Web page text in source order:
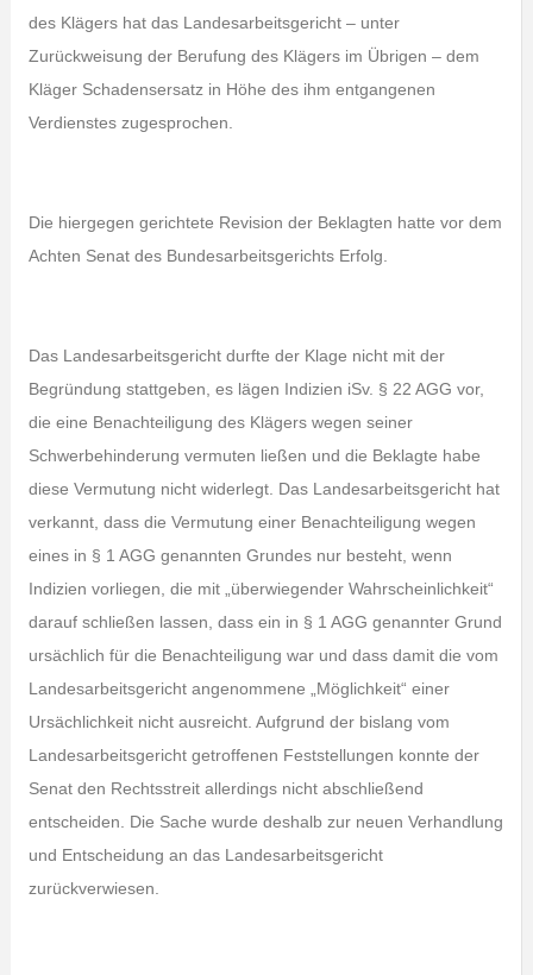
des Klägers hat das Landesarbeitsgericht – unter
Zurückweisung der Berufung des Klägers im Übrigen – dem
Kläger Schadensersatz in Höhe des ihm entgangenen
Verdienstes zugesprochen.
Die hiergegen gerichtete Revision der Beklagten hatte vor dem
Achten Senat des Bundesarbeitsgerichts Erfolg.
Das Landesarbeitsgericht durfte der Klage nicht mit der
Begründung stattgeben, es lägen Indizien iSv. § 22 AGG vor,
die eine Benachteiligung des Klägers wegen seiner
Schwerbehinderung vermuten ließen und die Beklagte habe
diese Vermutung nicht widerlegt. Das Landesarbeitsgericht hat
verkannt, dass die Vermutung einer Benachteiligung wegen
eines in § 1 AGG genannten Grundes nur besteht, wenn
Indizien vorliegen, die mit „überwiegender Wahrscheinlichkeit“
darauf schließen lassen, dass ein in § 1 AGG genannter Grund
ursächlich für die Benachteiligung war und dass damit die vom
Landesarbeitsgericht angenommene „Möglichkeit“ einer
Ursächlichkeit nicht ausreicht. Aufgrund der bislang vom
Landesarbeitsgericht getroffenen Feststellungen konnte der
Senat den Rechtsstreit allerdings nicht abschließend
entscheiden. Die Sache wurde deshalb zur neuen Verhandlung
und Entscheidung an das Landesarbeitsgericht
zurückverwiesen.